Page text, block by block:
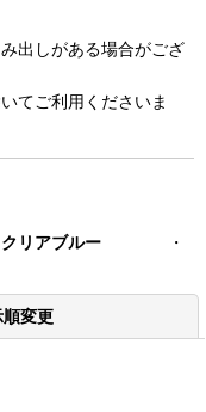
出しがある場合がござ
てご利用くださいま
クリアブルー ・
順変更